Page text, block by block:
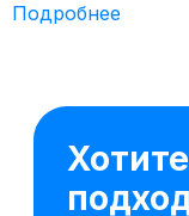
Подробнее